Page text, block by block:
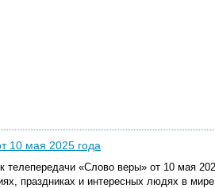
10 мая 2025 года
телепередачи «Слово веры» от 10 мая
праздниках и интересных людях в